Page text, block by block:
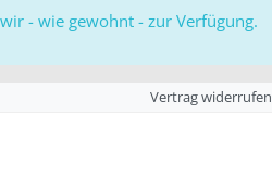
- wie gewohnt - zur Verfügung.
Vertrag widerrufen